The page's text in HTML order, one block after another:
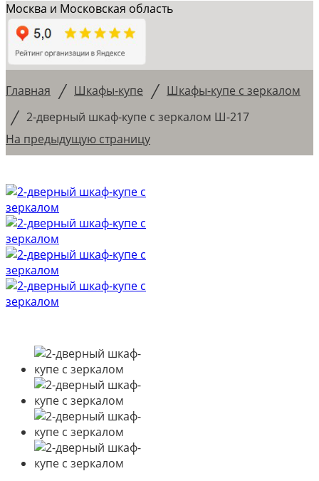
Москва и Московская область
Главная / Шкафы-купе / Шкафы-купе с зеркалом
/ 2-дверный шкаф-купе с зеркалом Ш-217
На предыдущую страницу